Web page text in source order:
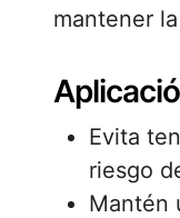
mantener
Evita
riesgo
Mantén